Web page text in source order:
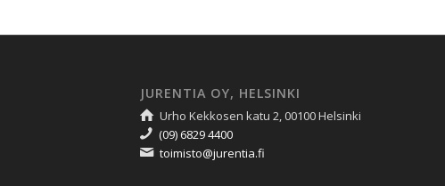
JURENTIA OY, HELSINKI
Urho Kekkosen katu 2, 00100 Helsinki
(09) 6829 4400
toimisto@jurentia.fi